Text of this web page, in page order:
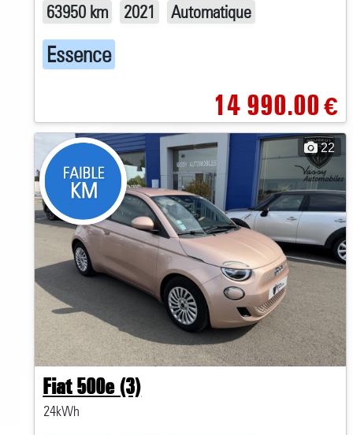
63950 km 2021 Automatique
Essence
14 990.00€
22
Fiat 500e (3)
24kWh